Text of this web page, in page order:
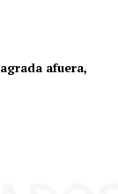
afuera,